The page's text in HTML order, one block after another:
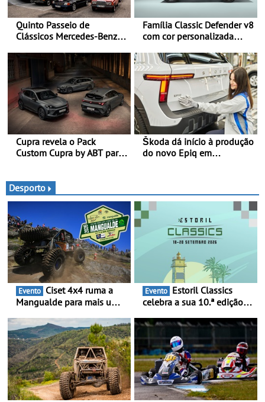
Quinto Passeio de
Clássicos Mercedes-Benz
inscrições abertas
Família Classic Defender v8
com cor personalizada
Double Cab
Cupra revela o Pack
Custom Cupra by ABT para
Škoda dá início à produção
do novo Epiq em
Desporto
Evento
Mangualde para mais um
espetáculo, resistência e
desafios na montanha
Evento
celebra a sua 10.ª edição
2026